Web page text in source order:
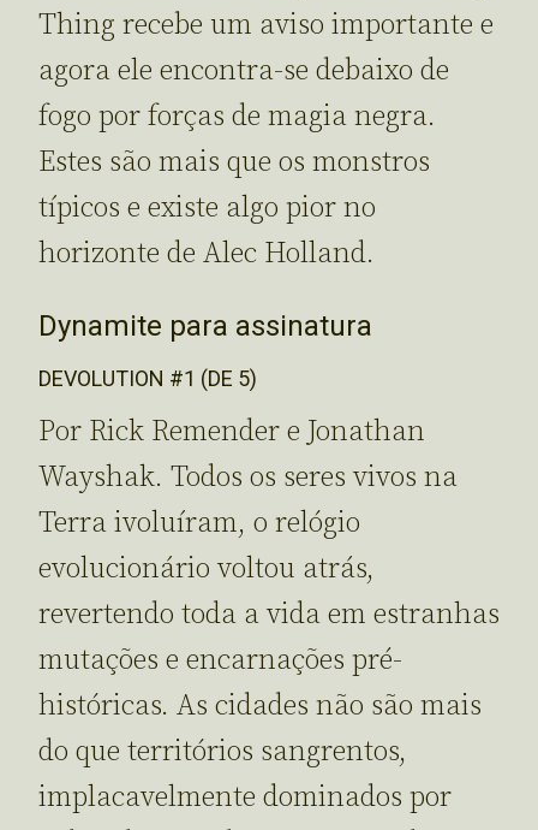
Thing recebe um aviso importante e
agora ele encontra-se debaixo de
fogo por forças de magia negra.
Estes são mais que os monstros
típicos e existe algo pior no
horizonte de Alec Holland.
Dynamite para assinatura
DEVOLUTION #1 (DE 5)
Por Rick Remender e Jonathan
Wayshak. Todos os seres vivos na
Terra ivoluíram, o relógio
evolucionário voltou atrás,
revertendo toda a vida em estranhas
mutações e encarnações pré-
históricas. As cidades não são mais
do que territórios sangrentos,
implacavelmente dominados por